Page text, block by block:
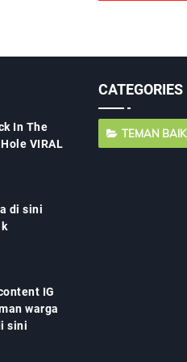
In The
VIRAL
di sini
IG
warga
sini
CATEGORIES
TEMAN BAIK